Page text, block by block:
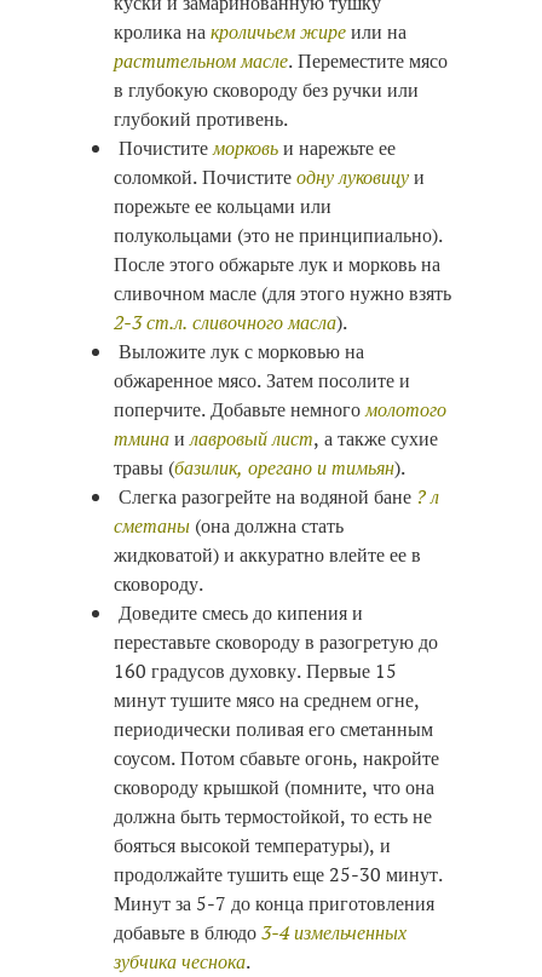
кролика накроличьем жиреили на
растительном масле. Переместите мясо
в глубокую сковороду без ручки или
глубокий противень.
Почиститеморковьи нарежьте ее
соломкой. Почиститеодну луковицуи
порежьте ее кольцами или
полукольцами (это не принципиально).
После этого обжарьте лук и морковь на
сливочном масле (для этого нужно взять
2-3 ст.л. сливочного масла).
Выложите лук с морковью на
обжаренное мясо. Затем посолите и
поперчите. Добавьте немногомолотого
тминаилавровый лист, а также сухие
травы (базилик, орегано и тимьян).
Слегка разогрейте на водяной бане ? л
сметаны (она должна стать
жидковатой) и аккуратно влейте ее в
сковороду.
Доведите смесь до кипения и
переставьте сковороду в разогретую до
160 градусов духовку. Первые 15
минут тушите мясо на среднем огне,
периодически поливая его сметанным
соусом. Потом сбавьте огонь, накройте
сковороду крышкой (помните, что она
должна быть термостойкой, то есть не
бояться высокой температуры), и
продолжайте тушить еще 25-30 минут.
Минут за 5-7 до конца приготовления
добавьте в блюдо3-4 измельченных
зубчика чеснока.